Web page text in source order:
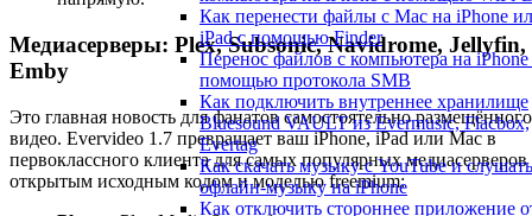
Как перенести файлы с Mac на iPhone
iPad с помощью Finder
Перенос файлов с компьютера на iPhone
помощью протокола SMB
Как подключить внутреннее хранилище
Bluesound VAULT из Evermusic, Flacbox,
Evertag
Как скачать музыку с YouTube и слушать
офлайн-музыку на iPhone
Как отключить стороннее приложение
Медиасерверы: Plex, Subsonic, Navidrome, Jellyfin,
Emby
Это главная новость для фанатов самостоятельно размещённого
видео. Evervideo 1.7 превращает ваш iPhone, iPad или Mac в
первоклассного клиента для самых популярных медиасерверов
открытым исходным кодом и моделью freemium: